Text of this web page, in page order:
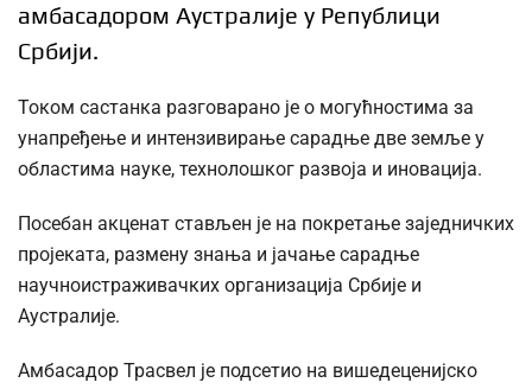
амбасадором Аустралије у Републици
Србији.
Током састанка разговарано је о могућностима за
унапређење и интензивирање сарадње две земље у
областима науке, технолошког развоја и иновација.
Посебан акценат стављен је на покретање заједничких
пројеката, размену знања и јачање сарадње
научноистраживачких организација Србије и
Аустралије.
Амбасадор Трасвел је подсетио на вишедеценијско